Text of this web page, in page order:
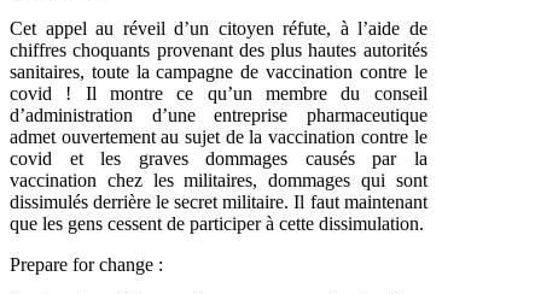
Cet appel au réveil d’un citoyen réfute, à l’aide de
chiffres choquants provenant des plus hautes autorités
sanitaires, toute la campagne de vaccination contre le
covid ! Il montre ce qu’un membre du conseil
d’administration d’une entreprise pharmaceutique
admet ouvertement au sujet de la vaccination contre le
covid et les graves dommages causés par la
vaccination chez les militaires, dommages qui sont
dissimulés derrière le secret militaire. Il faut maintenant
que les gens cessent de participer à cette dissimulation.
Prepare for change :